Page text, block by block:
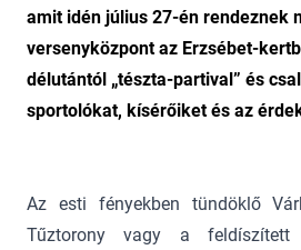
amit idén július 27-én rendeznek
versenyközpont az Erzsébet-
délutántól „tészta-partival” és
sportolókat, kísérőiket és az
Az esti fényekben tündöklő
Tűztorony vagy a feldíszített